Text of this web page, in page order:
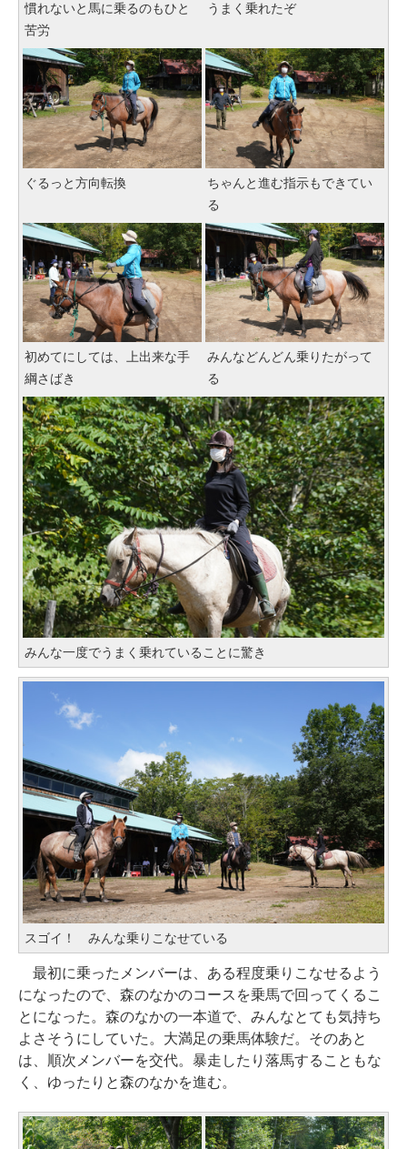
慣れないと馬に乗るのもひと
苦労
うまく乗れたぞ
ぐるっと方向転換
ちゃんと進む指示もできてい
る
初めてにしては、上出来な手
綱さばき
みんなどんどん乗りたがって
る
みんな一度でうまく乗れていることに驚き
スゴイ！ みんな乗りこなせている
最初に乗ったメンバーは、ある程度乗りこなせるよう
になったので、森のなかのコースを乗馬で回ってくるこ
とになった。森のなかの一本道で、みんなとても気持ち
よさそうにしていた。大満足の乗馬体験だ。そのあと
は、順次メンバーを交代。暴走したり落馬することもな
く、ゆったりと森のなかを進む。